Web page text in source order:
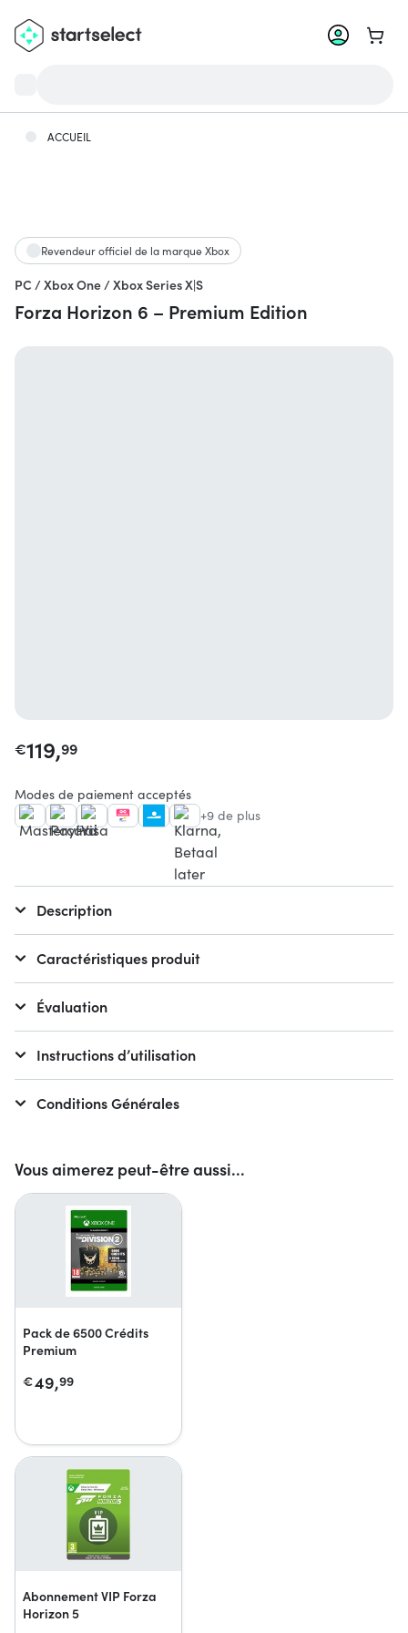
Aller
ACCUEIL
Vous aimerez peut-être aussi...
Pack de 6500 Crédits
Premium
€49,99
Abonnement VIP Forza
Horizon 5
Revendeur officiel de la marque Xbox
PC / Xbox One / Xbox Series X|S
Forza Horizon 6 – Premium Edition
€119,99
Modes de paiement acceptés
+9 de plus
Description
Caractéristiques produit
Évaluation
Instructions d’utilisation
Conditions Générales